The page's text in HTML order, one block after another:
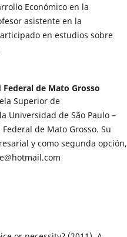
Económico en la
asistente en la
en estudios sobre
de Mato Grosso
Superior de
Universidad de São Paulo –
de Mato Grosso. Su
y como segunda opción,